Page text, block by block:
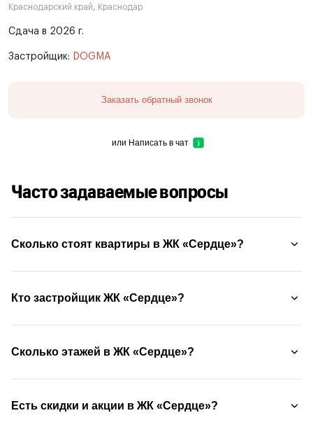
Краснодарский край, Краснодар
Сдача в 2026 г.
Застройщик: DOGMA
Заказать обратный звонок
или Написать в чат
Часто задаваемые вопросы
Сколько стоят квартиры в ЖК «Сердце»?
Кто застройщик ЖК «Сердце»?
Сколько этажей в ЖК «Сердце»?
Есть скидки и акции в ЖК «Сердце»?